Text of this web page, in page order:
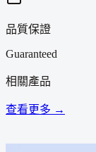
品質保證
Guaranteed
相關產品
查看更多 →